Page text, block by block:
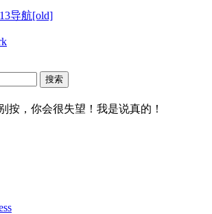
导航[old]
按，你会很失望！我是说真的！